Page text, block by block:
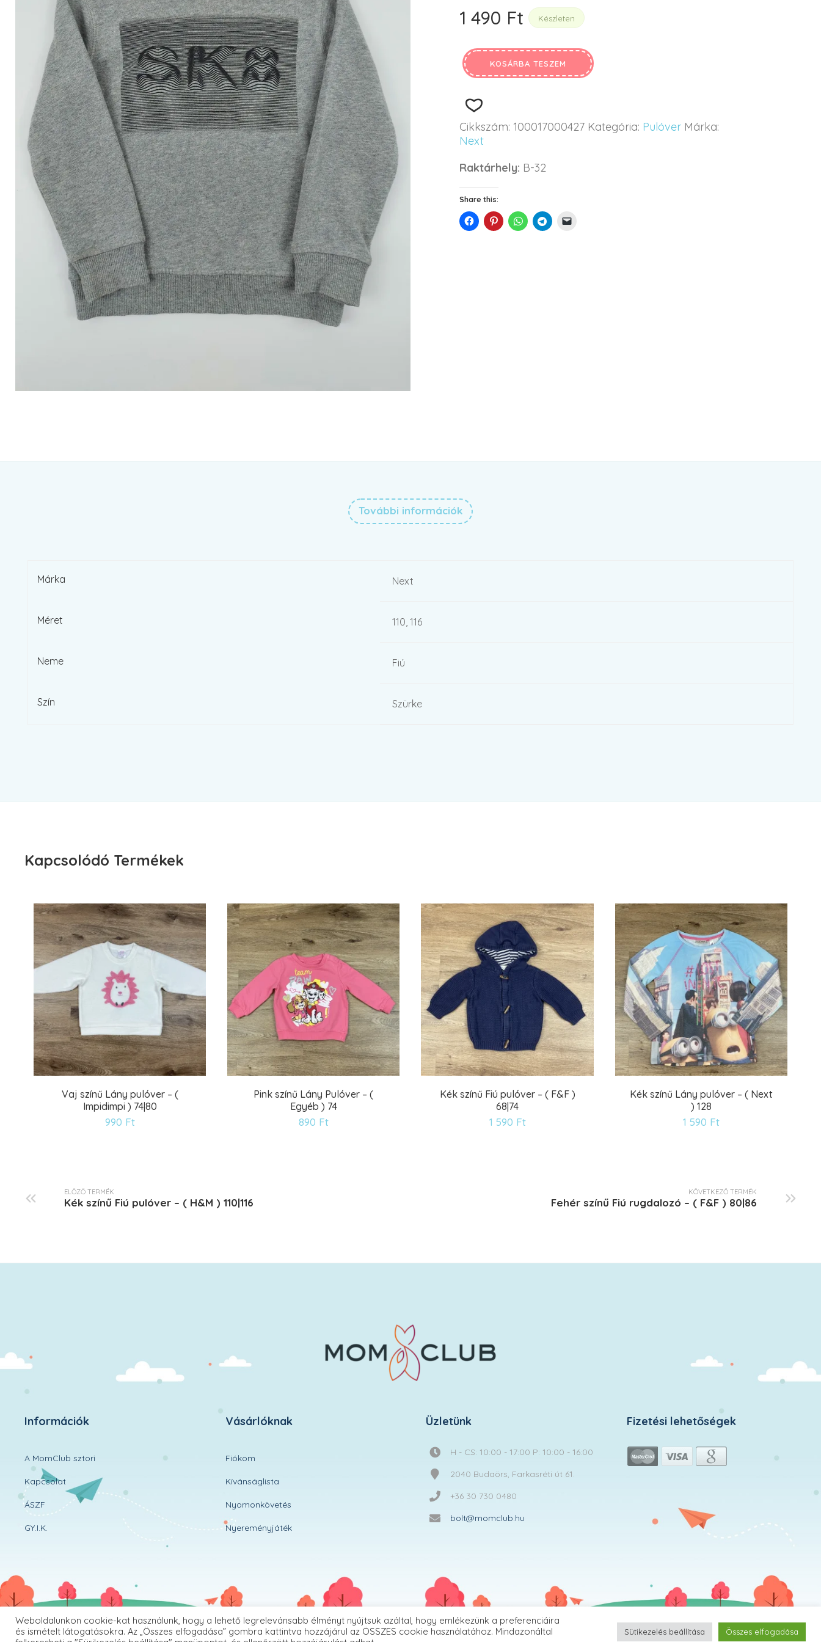
1 490 Ft Készleten
KOSÁRBA TESZEM
Cikkszám: 100017000427 Kategória: Pulóver Márka:
Next
Raktárhely: B-32
Share this:
További információk
Márka Next
Méret 110, 116
Neme Fiú
Szín Szürke
Kapcsolódó Termékek
Vaj színű Lány pulóver – (
Impidimpi ) 74|80
990 Ft
Pink színű Lány Pulóver – (
Egyéb ) 74
890 Ft
Kék színű Fiú pulóver – ( F&F )
68|74
1 590 Ft
Kék színű Lány pulóver – ( Next
) 128
1 590 Ft
ELŐZŐ TERMÉK
Kék színű Fiú pulóver – ( H&M ) 110|116
KÖVETKEZŐ TERMÉK
Fehér színű Fiú rugdalozó – ( F&F ) 80|86
Információk
A MomClub sztori
Kapcsolat
ÁSZF
GY.I.K.
Vásárlóknak
Fiókom
Kívánságlista
Nyomonkövetés
Nyereményjáték
Üzletünk
H - CS: 10:00 - 17:00 P: 10:00 - 16:00
2040 Budaörs, Farkasréti út 61.
+36 30 730 0480
bolt@momclub.hu
Fizetési lehetőségek
MomClub.hu | © 2026 Minden jog fenntartva!
Weboldalunkon cookie-kat használunk, hogy a lehető legrelevánsabb élményt nyújtsuk azáltal, hogy emlékezünk a preferenciáira
és ismételt látogatásokra. Az „Összes elfogadása” gombra kattintva hozzájárul az ÖSSZES cookie használatához. Mindazonáltal
Sütikezelés beállítása Összes elfogadása